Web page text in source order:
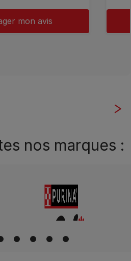
mon avis
nos marques :
4 5 6 7